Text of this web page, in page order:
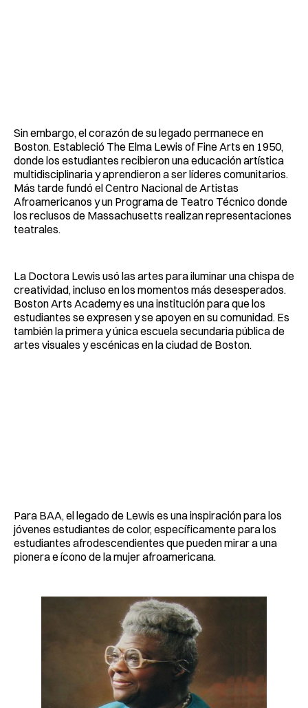
Sin embargo, el corazón de su legado permanece en
Boston. Estableció The Elma Lewis of Fine Arts en 1950,
donde los estudiantes recibieron una educación artística
multidisciplinaria y aprendieron a ser líderes comunitarios.
Más tarde fundó el Centro Nacional de Artistas
Afroamericanos y un Programa de Teatro Técnico donde
los reclusos de Massachusetts realizan representaciones
teatrales.
La Doctora Lewis usó las artes para iluminar una chispa de
creatividad, incluso en los momentos más desesperados.
Boston Arts Academy es una institución para que los
estudiantes se expresen y se apoyen en su comunidad. Es
también la primera y única escuela secundaria pública de
artes visuales y escénicas en la ciudad de Boston.
Para BAA, el legado de Lewis es una inspiración para los
jóvenes estudiantes de color, específicamente para los
estudiantes afrodescendientes que pueden mirar a una
pionera e ícono de la mujer afroamericana.